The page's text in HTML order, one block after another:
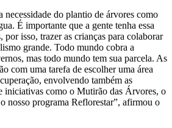
necessidade do plantio de árvores como
É importante que a gente tenha essa
por isso, trazer as crianças para colaborar
grande. Todo mundo cobra a
mas todo mundo tem sua parcela. As
com uma tarefa de escolher uma área
envolvendo também as
iniciativas como o Mutirão das Árvores, o
nosso programa Reflorestar”, afirmou o